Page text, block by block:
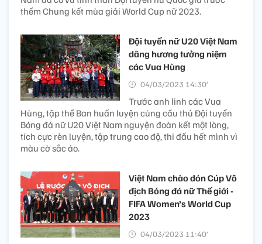
thềm Chung kết mùa giải World Cup nữ 2023.
Đội tuyển nữ U20 Việt Nam
dâng hương tưởng niệm
các Vua Hùng
04/03/2023 14:30’
Trước anh linh các Vua
Hùng, tập thể Ban huấn luyện cùng cầu thủ Đội tuyển
Bóng đá nữ U20 Việt Nam nguyện đoàn kết một lòng,
tích cực rèn luyện, tập trung cao độ, thi đấu hết mình vì
màu cờ sắc áo.
Việt Nam chào đón Cúp Vô
địch Bóng đá nữ Thế giới -
FIFA Women’s World Cup
2023
04/03/2023 11:40’